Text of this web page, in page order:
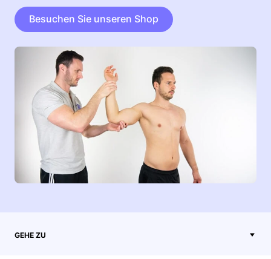
Besuchen Sie unseren Shop
GEHE ZU